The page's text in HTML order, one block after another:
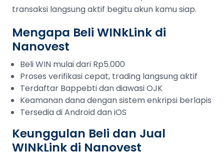
transaksi langsung aktif begitu akun kamu siap.
Mengapa Beli WINkLink di
Nanovest
Beli WIN mulai dari Rp5.000
Proses verifikasi cepat, trading langsung aktif
Terdaftar Bappebti dan diawasi OJK
Keamanan dana dengan sistem enkripsi berlapis
Tersedia di Android dan iOS
Keunggulan Beli dan Jual
WINkLink di Nanovest